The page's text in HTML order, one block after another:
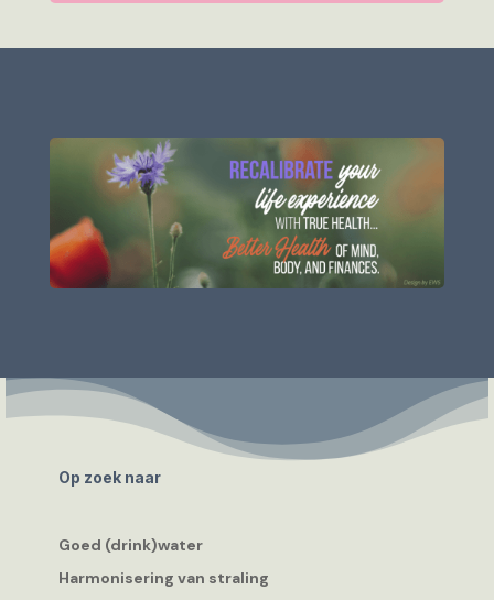
Op zoek naar
Goed (drink)water
Harmonisering van straling